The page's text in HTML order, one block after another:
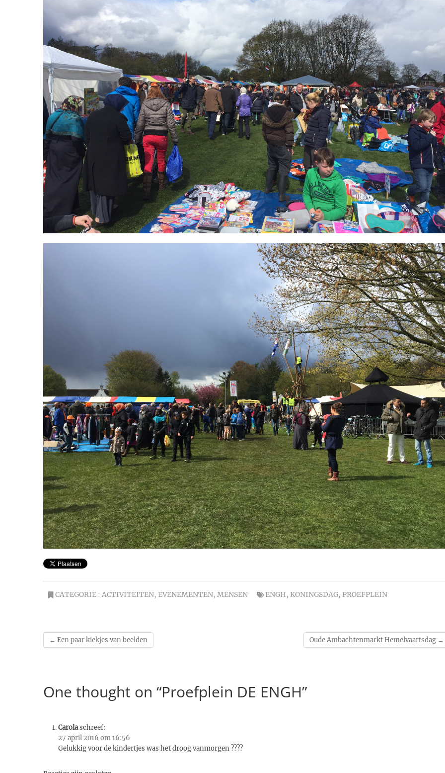
CATEGORIE : ACTIVITEITEN, EVENEMENTEN, MENSEN ENGH, KONINGSDAG, PROEFPLEIN
← Een paar kiekjes van beelden Oude Ambachtenmarkt Hemelvaartsdag →
One thought on “Proefplein DE ENGH”
Carolaschreef:
27 april 2016 om 16:56
Gelukkig voor de kindertjes was het droog vanmorgen ????